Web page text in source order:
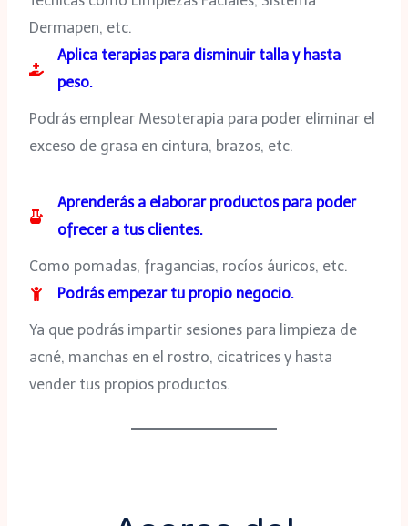
Dermapen, etc.
Aplica terapias para disminuir talla y hasta
peso.
Podrás emplear Mesoterapia para poder eliminar el
exceso de grasa en cintura, brazos, etc.
Aprenderás a elaborar productos para poder
ofrecer a tus clientes.
Como pomadas, fragancias, rocíos áuricos, etc.
Podrás empezar tu propio negocio.
Ya que podrás impartir sesiones para limpieza de
acné, manchas en el rostro, cicatrices y hasta
vender tus propios productos.